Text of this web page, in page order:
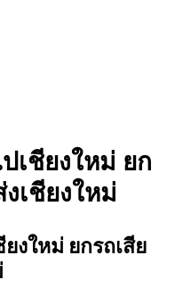
0802220366
เชียงใหม่ ยก
เชียงใหม่
งใหม่ ยกรถเสีย